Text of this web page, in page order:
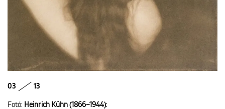
03 13
Fotó: Heinrich Kühn (1866–1944):